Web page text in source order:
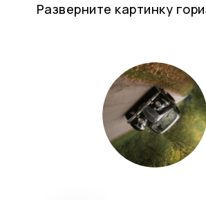
Разверните картинку